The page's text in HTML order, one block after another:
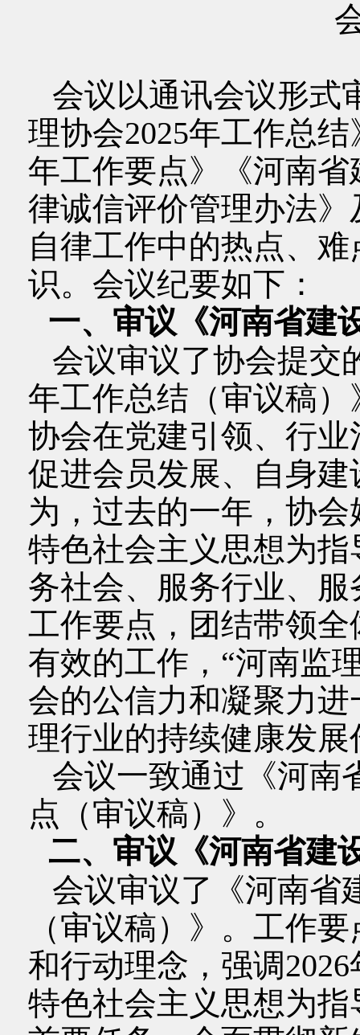
会议以通讯会议形式
理协会2025年工作总
年工作要点》《河南
律诚信评价管理办法
自律工作中的热点、
识。会议纪要如下：
一、审议《河南省建
会议审议了协会提交
年工作总结（审议稿
协会在党建引领、行
促进会员发展、自身
为，过去的一年，协
特色社会主义思想为
务社会、服务行业、
工作要点，团结带领
有效的工作，“河南监
会的公信力和凝聚力
理行业的持续健康发
会议一致通过《河南
点（审议稿）》。
二、审议《河南省建
会议审议了《河南省
（审议稿）》。工作
和行动理念，强调
特色社会主义思想为